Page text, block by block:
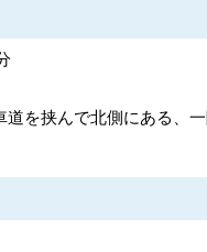
を挟んで北側にある、